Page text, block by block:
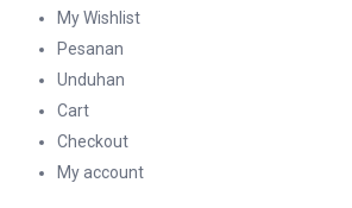
My Wishlist
Pesanan
Unduhan
Cart
Checkout
My account